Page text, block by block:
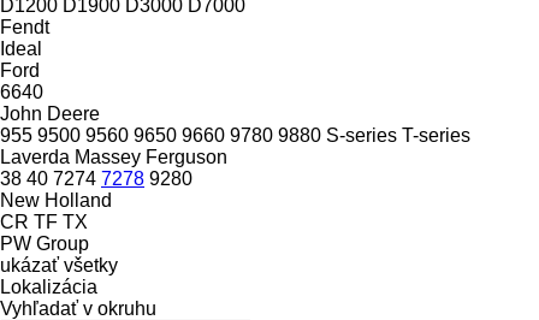
D1200 D1900 D3000 D7000
Fendt
Ideal
Ford
6640
John Deere
955 9500 9560 9650 9660 9780 9880 S-series T-series
Laverda Massey Ferguson
38 40 7274 7278 9280
New Holland
CR TF TX
PW Group
ukázať všetky
Lokalizácia
Vyhľadať v okruhu